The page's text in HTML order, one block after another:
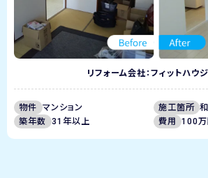
リフォーム会社：フィットハウ
物件 マンション 施工箇所
築年数
31年以上 費用 100